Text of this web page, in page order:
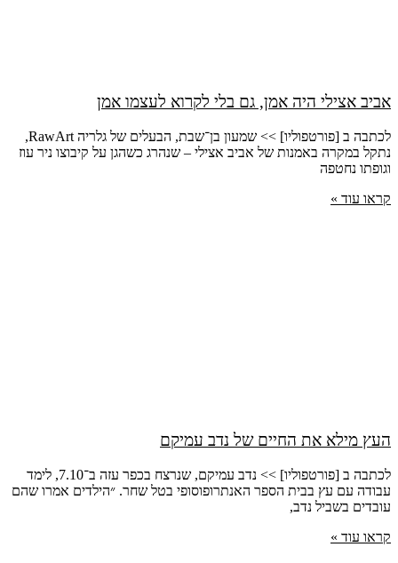
אביב אצילי היה אמן, גם בלי לקרוא לעצמו אמן
לכתבה ב [פורטפוליו] >> שמעון בן־שבת, הבעלים של גלריה RawArt,
נתקל במקרה באמנות של אביב אצילי – שנהרג כשהגן על קיבוצו ניר עוז
וגופתו נחטפה
קראו עוד »
העץ מילא את החיים של נדב עמיקם
לכתבה ב [פורטפוליו] >> נדב עמיקם, שנרצח בכפר עזה ב־7.10, לימד
עבודה עם עץ בבית הספר האנתרופוסופי בטל שחר. ״הילדים אמרו שהם
עובדים בשביל נדב,
קראו עוד »